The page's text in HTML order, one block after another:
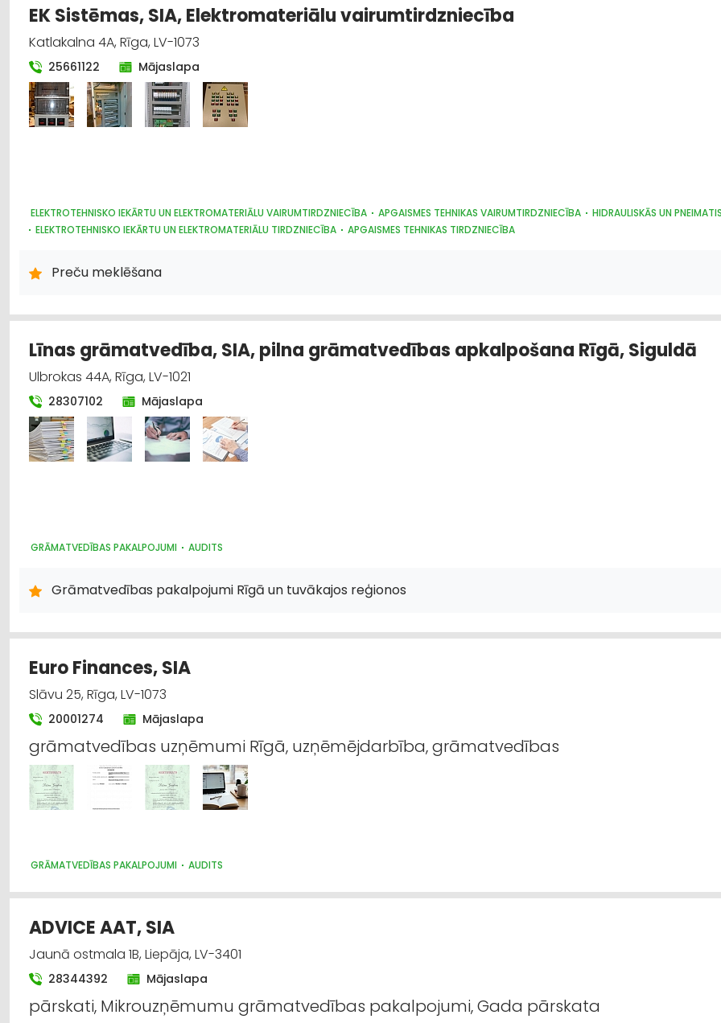
EK Sistēmas, SIA, Elektromateriālu vairumtirdzniecība
Katlakalna 4A, Rīga, LV-1073
25661122 Mājaslapa
ELEKTROTEHNISKO IEKĀRTU UN ELEKTROMATERIĀLU VAIRUMTIRDZNIECĪBA APGAISMES TEHNIKAS VAIRUMTIRDZNIECĪBA
HIDRAULISKĀS UN
ELEKTROTEHNISKO IEKĀRTU UN ELEKTROMATERIĀLU TIRDZNIECĪBA
APGAISMES TEHNIKAS TIRDZNIECĪBA
Preču meklēšana
Līnas grāmatvedība, SIA, pilna grāmatvedības apkalpošana Rīgā, Siguldā
Ulbrokas 44A, Rīga, LV-1021
28307102 Mājaslapa
GRĀMATVEDĪBAS PAKALPOJUMI AUDITS
Grāmatvedības pakalpojumi Rīgā un tuvākajos reģionos
Euro Finances, SIA
Slāvu 25, Rīga, LV-1073
20001274 Mājaslapa
grāmatvedības uzņēmumi Rīgā, uzņēmējdarbība, grāmatvedības
GRĀMATVEDĪBAS PAKALPOJUMI AUDITS
ADVICE AAT, SIA
Jaunā ostmala 1B, Liepāja, LV-3401
28344392 Mājaslapa
pārskati, Mikrouzņēmumu grāmatvedības pakalpojumi, Gada pārskata